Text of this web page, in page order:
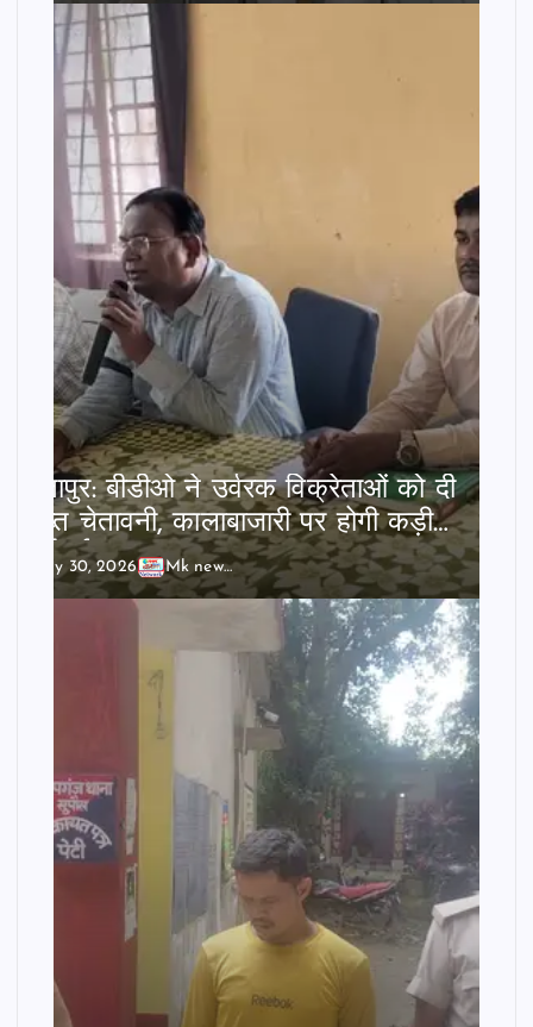
छातापुर: बीडीओ ने उर्वरक विक्रेताओं को दी
सख्त चेतावनी, कालाबाजारी पर होगी कड़ी
कार्रवाई।
July 30, 2026 Mk news India